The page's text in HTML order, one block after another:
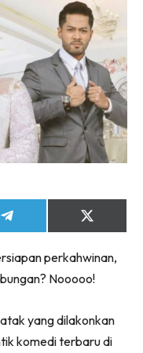
Share
on
Share
on
(Twitter)
perkahwinan,
Nooooo!
yang dilakonkan
komedi terbaru di